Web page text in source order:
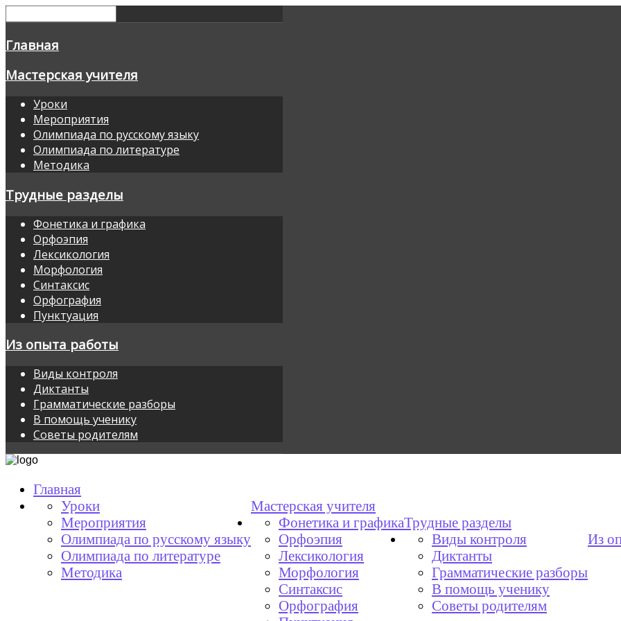
Главная
Мастерская учителя
Уроки
Мероприятия
Олимпиада по русскому языку
Олимпиада по литературе
Методика
Трудные разделы
Фонетика и графика
Орфоэпия
Лексикология
Морфология
Синтаксис
Орфография
Пунктуация
Из опыта работы
Виды контроля
Диктанты
Грамматические разборы
В помощь ученику
Советы родителям
Главная
Мастерская учителя
Уроки
Мероприятия
Олимпиада по русскому языку
Олимпиада по литературе
Методика
Трудные разделы
Фонетика и графика
Орфоэпия
Лексикология
Морфология
Синтаксис
Орфография
Из
Виды контроля
Диктанты
Грамматические разборы
В помощь ученику
Советы родителям